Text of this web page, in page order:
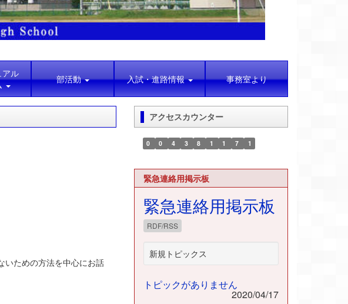
ル
部活動 入試・進路情報 事務室より
いための方法を中心にお話
アクセスカウンター
0 0 4 3 8 1 1 7 1
緊急連絡用掲示板
緊急連絡用掲示板
RDF/RSS
新規トピックス
トピックがありません
2020/04/17